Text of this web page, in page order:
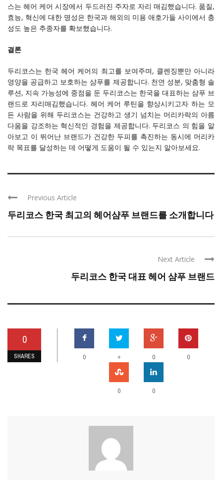
스는 헤어 케어 시장에서 두드러진 주자로 자리 매김했습니다. 품질,
효능, 혁신에 대한 명성은 한국과 해외의 미용 애호가들 사이에서 충
성도 높은 추종자를 확보했습니다.
결론
두리코스는 한국 헤어 케어의 최고를 보여주며, 클렌징뿐만 아니라
영양을 공급하고 보호하는 샴푸를 제공합니다. 천연 성분, 맞춤형 솔
루션, 지속 가능성에 중점을 둔 두리코스는 한국을 대표하는 샴푸 브
랜드로 자리매김했습니다. 헤어 케어 루틴을 향상시키고자 하는 모
든 사람을 위해 두리코스는 건강하고 생기 넘치는 머리카락의 아름
다움을 강조하는 혁신적인 경험을 제공합니다. 두리코스 의 힘을 알
아보고 이 뛰어난 브랜드가 건강한 두피를 촉진하는 동시에 머리카
락 목표를 달성하는 데 어떻게 도움이 될 수 있는지 알아보세요.
Previous Article
두리코스 한국 최고의 헤어샴푸 브랜드를 소개합니다
Next Article
두리코스 한국 대표 헤어 샴푸 브랜드
0
SHARES 0 + 0 0
0 0